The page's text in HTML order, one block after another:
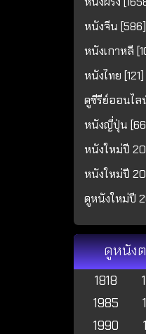
หนังจีน [586]
หนังเกาหลี
หนังไทย [121]
ดูซีรีย์ออนไล
หนังญี่ปุ่น
หนังใหม่ปี
หนังใหม่ปี
ดูหนังใหม่ปี
ดูหนัง
1818
1985
1990